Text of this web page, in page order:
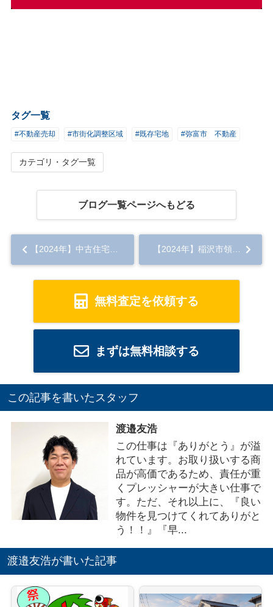
タグ一覧
#不動産売却 #市街化調整区域 #既存宅地 #弥富市 不動産
カテゴリ・タグ一覧
ブログ一覧ページへもどる
【2024年】中古住宅が売れない理由は何？改善策を徹底解説！... 【2024年】稲沢市領内小学校区で土地売却！成功の秘訣とは？...
無料査定を依頼する
まずは無料相談する
この記事を書いたスタッフ
渡邉友浩
この仕事は『ありがとう』が溢
れています。お取り扱いする商
品が高価であるため、責任が重
くプレッシャーが大きい仕事で
す。ただ、それ以上に、『良い
物件を見つけてくれてありがと
う！！』『早...
渡邉友浩が書いた記事